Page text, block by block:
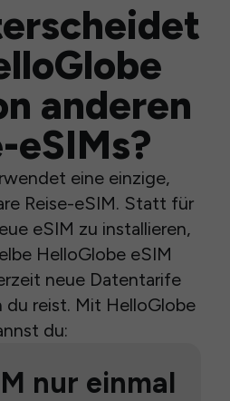
anderen
eSIMs?
eine einzige,
Reise-eSIM. Statt für
eSIM zu installieren,
HelloGlobe eSIM
neue Datentarife
reist. Mit HelloGlobe
du:
nur einmal